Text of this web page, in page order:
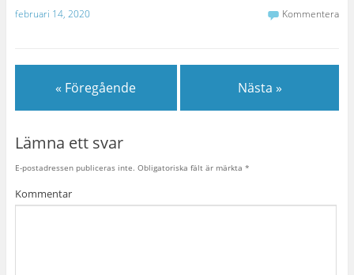
februari 14, 2020 Kommentera
« Föregående Nästa »
Lämna ett svar
E-postadressen publiceras inte. Obligatoriska fält är märkta *
Kommentar